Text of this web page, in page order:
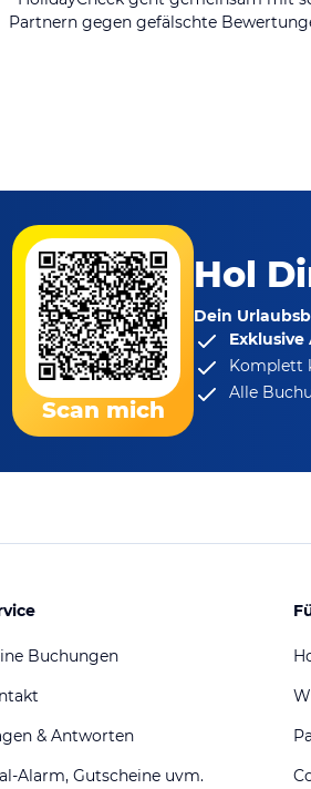
Partnern gegen gefälschte
Scan mich
Hol
Dein
Komplett
Alle
Buchungen
& Antworten
Alarm, Gutscheine uvm.